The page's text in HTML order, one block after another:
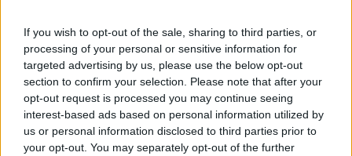
If you wish to opt-out of the sale, sharing to third parties, or
processing of your personal or sensitive information for
targeted advertising by us, please use the below opt-out
section to confirm your selection. Please note that after your
opt-out request is processed you may continue seeing
interest-based ads based on personal information utilized by
us or personal information disclosed to third parties prior to
your opt-out. You may separately opt-out of the further
Larmes Rouges
Le Cri De La Mouche
Normal